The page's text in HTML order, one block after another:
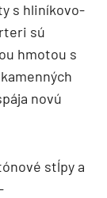
s hliníkovo-
sú
hmotou s
novú
stĺpy a